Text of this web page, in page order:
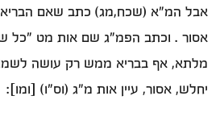
אבל המ"א (שכח,מג) כתב שאם
אסור . וכתב הפמ"ג שם אות מט "כל
מלתא, אף בבריא ממש רק עושה
יחלש, אסור, עיין אות מ"ג (וס"ו) [ומו]: